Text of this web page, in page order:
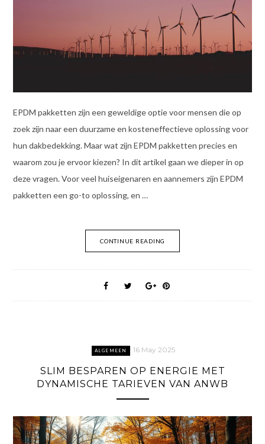
EPDM pakketten zijn een geweldige optie voor mensen die op
zoek zijn naar een duurzame en kosteneffectieve oplossing voor
hun dakbedekking. Maar wat zijn EPDM pakketten precies en
waarom zou je ervoor kiezen? In dit artikel gaan we dieper in op
deze vragen. Voor veel huiseigenaren en aannemers zijn EPDM
pakketten een go-to oplossing, en …
CONTINUE READING
ALGEMEEN 16 May 2025
SLIM BESPAREN OP ENERGIE MET
DYNAMISCHE TARIEVEN VAN ANWB